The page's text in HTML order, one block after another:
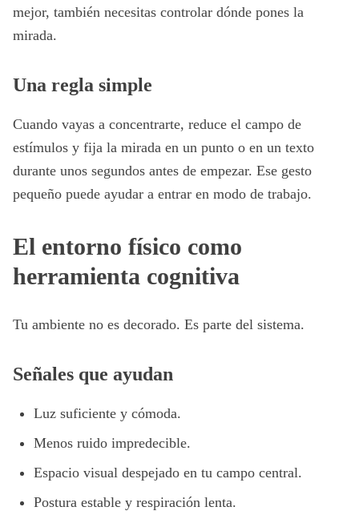
mejor, también necesitas controlar dónde pones la
mirada.
Una regla simple
Cuando vayas a concentrarte, reduce el campo de
estímulos y fija la mirada en un punto o en un texto
durante unos segundos antes de empezar. Ese gesto
pequeño puede ayudar a entrar en modo de trabajo.
El entorno físico como
herramienta cognitiva
Tu ambiente no es decorado. Es parte del sistema.
Señales que ayudan
Luz suficiente y cómoda.
Menos ruido impredecible.
Espacio visual despejado en tu campo central.
Postura estable y respiración lenta.